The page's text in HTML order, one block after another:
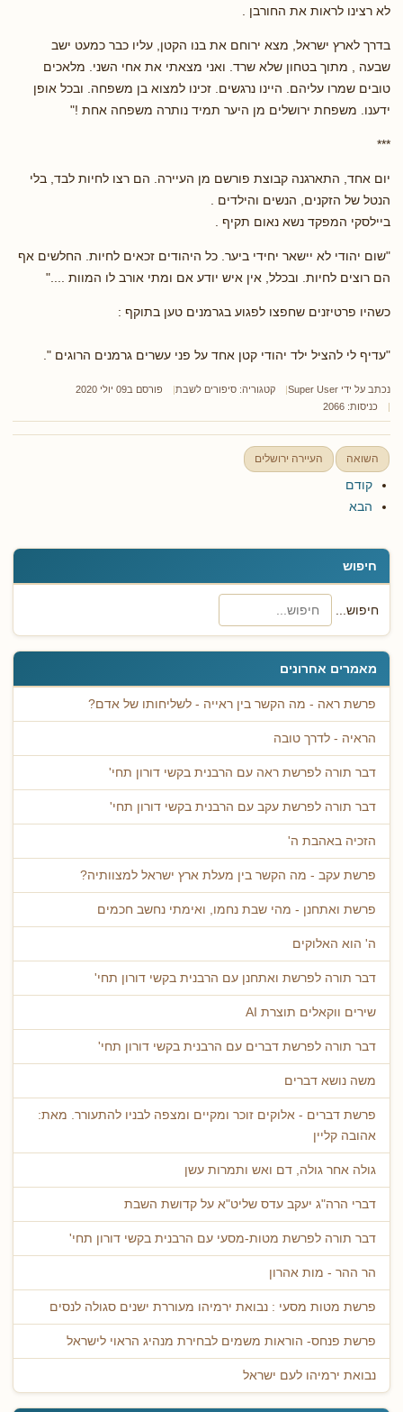
חיפוש
חיפוש...
מאמרים אחרונים
פרשת ראה - מה הקשר בין ראייה - לשליחותו של אדם?
הראיה - לדרך טובה
דבר תורה לפרשת ראה עם הרבנית בקשי דורון תחי'
דבר תורה לפרשת עקב עם הרבנית בקשי דורון תחי'
הזכיה באהבת ה'
פרשת עקב - מה הקשר בין מעלת ארץ ישראל למצוותיה?
פרשת ואתחנן - מהי שבת נחמו, ואימתי נחשב חכמים
ה' הוא האלוקים
דבר תורה לפרשת ואתחנן עם הרבנית בקשי דורון תחי'
שירים ווקאלים תוצרת AI
דבר תורה לפרשת דברים עם הרבנית בקשי דורון תחי'
משה נושא דברים
פרשת דברים - אלוקים זוכר ומקיים ומצפה לבניו להתעורר. מאת:
אהובה קליין
גולה אחר גולה, דם ואש ותמרות עשן
דברי הרה"ג יעקב עדס שליט"א על קדושת השבת
דבר תורה לפרשת מטות-מסעי עם הרבנית בקשי דורון תחי'
הר ההר - מות אהרון
פרשת מטות מסעי : נבואת ירמיהו מעוררת ישנים סגולה לנסים
פרשת פנחס- הוראות משמים לבחירת מנהיג הראוי לישראל
נבואת ירמיהו לעם ישראל
לא רצינו לראות את החורבן .
בדרך לארץ ישראל, מצא ירוחם את בנו הקטן, עליו כבר כמעט ישב
שבעה , מתוך בטחון שלא שרד. ואני מצאתי את אחי השני. מלאכים
טובים שמרו עליהם. היינו נרגשים. זכינו למצוא בן משפחה. ובכל אופן
ידענו. משפחת ירושלים מן היער תמיד נותרה משפחה אחת !"
***
יום אחד, התארגנה קבוצת פורשם מן העיירה. הם רצו לחיות לבד, בלי
הנטל של הזקנים, הנשים והילדים .
ביילסקי המפקד נשא נאום תקיף .
"שום יהודי לא יישאר יחידי ביער. כל היהודים זכאים לחיות. החלשים אף
הם רוצים לחיות. ובכלל, אין איש יודע אם ומתי אורב לו המוות ...."
כשהיו פרטיזנים שחפצו לפגוע בגרמנים טען בתוקף :
"עדיף לי להציל ילד יהודי קטן אחד על פני עשרים גרמנים הרוגים ".
נכתב על ידי Super User קטגוריה: סיפורים לשבת
פורסם ב09 יולי 2020
כניסות: 2066
השואה העיירה ירושלים
קודם
הבא